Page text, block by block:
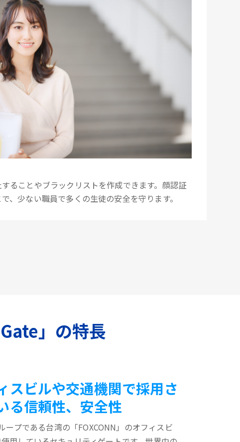
ることやブラックリストを作成できます。顔認証
、少ない職員で多くの生徒の安全を守ります。
」の特長
スビルや交通機関で採用さ
る信頼性、安全性
ープである台湾の「FOXCONN」のオフィスビ